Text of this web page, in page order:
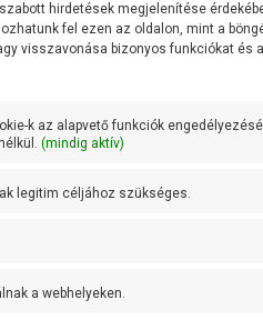
perc
acél
hirdetések megjelenítése
fel ezen az oldalon, mint a
visszavonása bizonyos funkciókat és
k az alapvető funkciók
(mindig aktív)
legitim céljához szükséges.
a webhelyeken.